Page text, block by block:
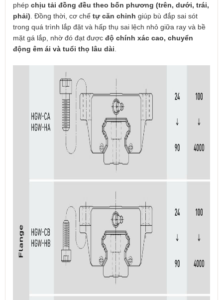
phép chịu tải đồng đều theo bốn phương (trên, dưới, trái,
phải) . Đồng thời, cơ chế tự căn chỉnh giúp bù đắp sai sót
trong quá trình lắp đặt và hấp thụ sai lệch nhỏ giữa ray và bề
mặt gá lắp, nhờ đó đạt được độ chính xác cao, chuyển
động êm ái và tuổi thọ lâu dài